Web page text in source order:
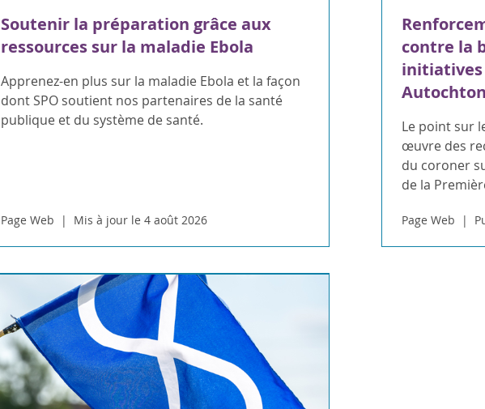
Soutenir la préparation grâce aux
ressources sur la maladie Ebola
Apprenez-en plus sur la maladie Ebola et la façon
dont SPO soutient nos partenaires de la santé
publique et du système de santé.
Page Web Mis à jour le 4 août 2026
contre la
initiatives
Le point sur
œuvre des
du coroner
de la
Page Web